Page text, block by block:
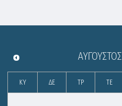
ΑΎΓΟΥΣΤΟΣ
ΚΥ ΔΕ ΤΡ ΤΕ